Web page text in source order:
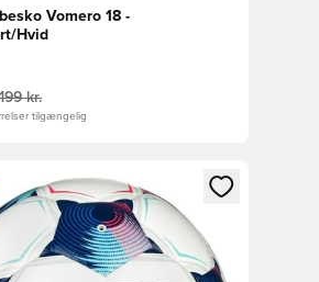
Vomero 18 -
Hvid
kr.
tilgængelig
medlem
Modal til at logge ind eller tilmelde dig